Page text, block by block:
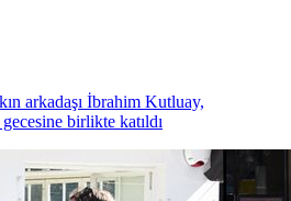
arkadaşı İbrahim Kutluay,
birlikte katıldı